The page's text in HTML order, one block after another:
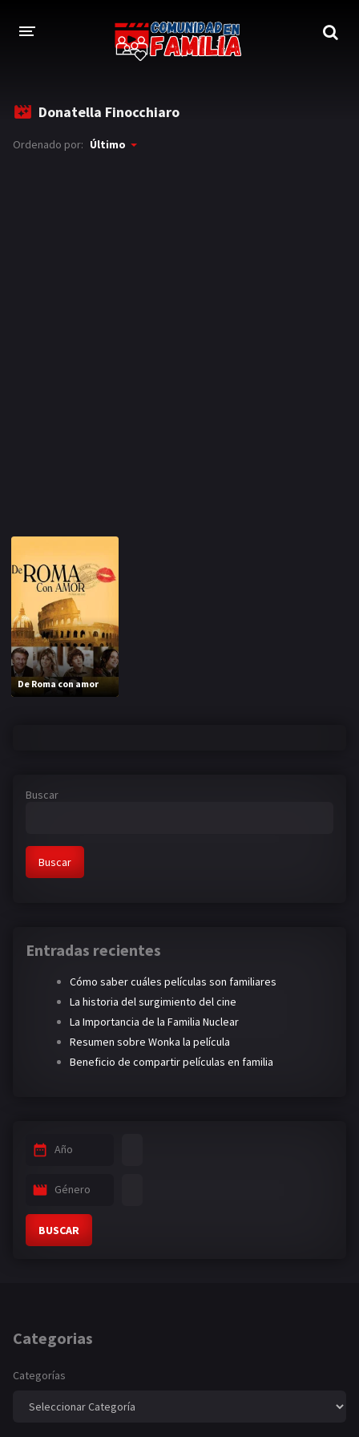
Donatella Finocchiaro
Ordenado por: Último
De Roma con amor
Buscar
Buscar
Entradas recientes
Cómo saber cuáles películas son familiares
La historia del surgimiento del cine
La Importancia de la Familia Nuclear
Resumen sobre Wonka la película
Beneficio de compartir películas en familia
Año
Género
BUSCAR
Categorias
Categorías